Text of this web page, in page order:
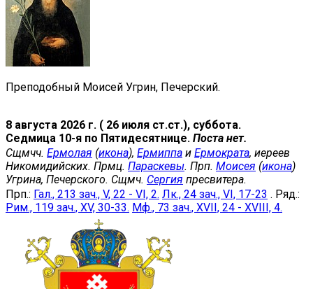
Преподобный Моисей Угрин, Печерский.
8 августа 2026 г. ( 26 июля ст.ст.), суббота.
Седмица 10-я по Пятидесятнице. Поста нет.
Сщмчч. Ермолая (икона), Ермиппа и Ермократа, иереев
Никомидийских. Прмц. Параскевы. Прп. Моисея (икона)
Угрина, Печерского. Сщмч. Сергия пресвитера.
Прп.: Гал., 213 зач., V, 22 - VI, 2. Лк., 24 зач., VI, 17-23 . Ряд.:
Рим., 119 зач., XV, 30-33. Мф., 73 зач., XVII, 24 - XVIII, 4.